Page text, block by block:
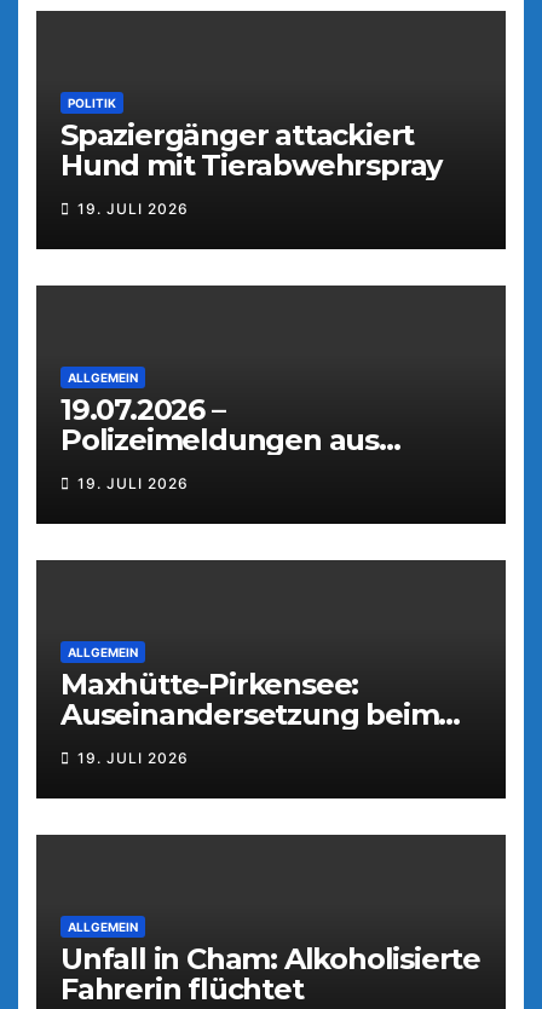
POLITIK
Spaziergänger attackiert
Hund mit Tierabwehrspray
19. JULI 2026
ALLGEMEIN
19.07.2026 –
Polizeimeldungen aus
Weiden
19. JULI 2026
ALLGEMEIN
Maxhütte-Pirkensee:
Auseinandersetzung beim
Parkfest
19. JULI 2026
ALLGEMEIN
Unfall in Cham: Alkoholisierte
Fahrerin flüchtet